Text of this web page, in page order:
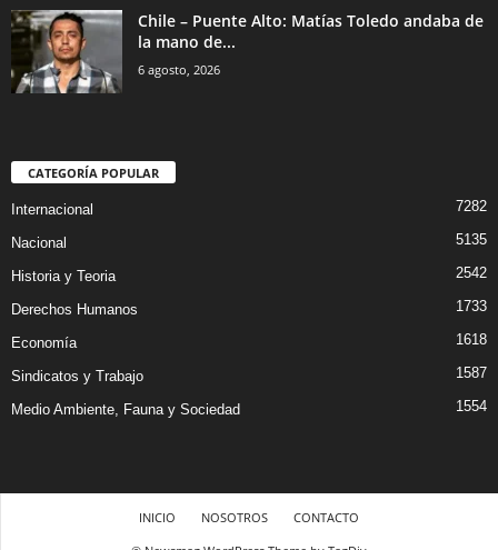
Chile – Puente Alto: Matías Toledo andaba de
la mano de...
6 agosto, 2026
CATEGORÍA POPULAR
Internacional 7282
Nacional 5135
Historia y Teoria 2542
Derechos Humanos 1733
Economía 1618
Sindicatos y Trabajo 1587
Medio Ambiente, Fauna y Sociedad 1554
INICIO NOSOTROS
CONTACTO